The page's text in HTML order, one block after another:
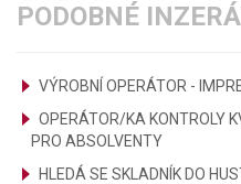
PODOBNÉ
VÝROBNÍ OPERÁTOR -
OPERÁTOR/KA KONTROLY
PRO ABSOLVENTY
HLEDÁ SE SKLADNÍK DO